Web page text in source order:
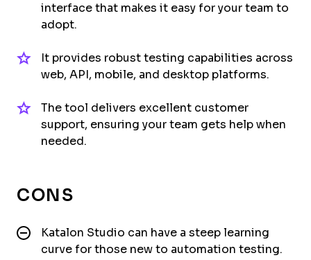
interface that makes it easy for your team to
adopt.
It provides robust testing capabilities across
web, API, mobile, and desktop platforms.
The tool delivers excellent customer
support, ensuring your team gets help when
needed.
CONS
Katalon Studio can have a steep learning
curve for those new to automation testing.